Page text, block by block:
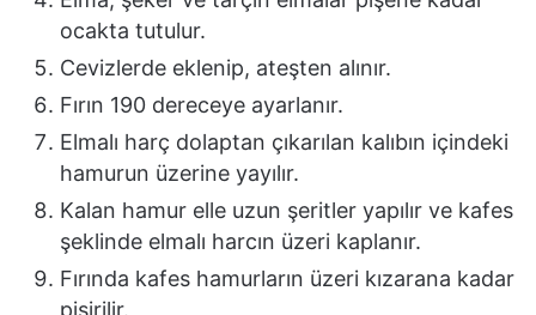
ocakta tutulur.
Cevizlerde eklenip, ateşten alınır.
Fırın 190 dereceye ayarlanır.
Elmalı harç dolaptan çıkarılan kalıbın içindeki
hamurun üzerine yayılır.
Kalan hamur elle uzun şeritler yapılır ve kafes
şeklinde elmalı harcın üzeri kaplanır.
Fırında kafes hamurların üzeri kızarana kadar